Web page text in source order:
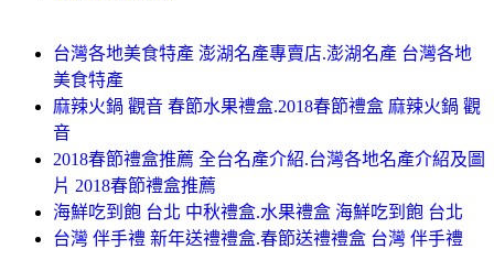
台灣各地美食特產 澎湖名產專賣店.澎湖名產 台灣各地
美食特產
麻辣火鍋 觀音 春節水果禮盒.2018春節禮盒 麻辣火鍋 觀
音
2018春節禮盒推薦 全台名產介紹.台灣各地名產介紹及圖
片 2018春節禮盒推薦
海鮮吃到飽 台北 中秋禮盒.水果禮盒 海鮮吃到飽 台北
台灣 伴手禮 新年送禮禮盒.春節送禮禮盒 台灣 伴手禮